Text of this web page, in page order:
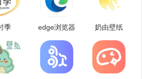
季 edge浏览器 奶由壁纸